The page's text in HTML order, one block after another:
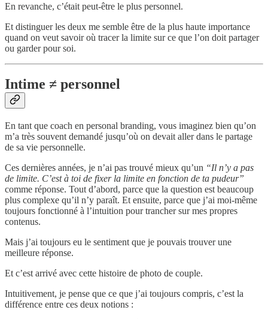
En revanche, c’était peut-être le plus personnel.
Et distinguer les deux me semble être de la plus haute importance
quand on veut savoir où tracer la limite sur ce que l’on doit partager
ou garder pour soi.
Intime ≠ personnel
En tant que coach en personal branding, vous imaginez bien qu’on
m’a très souvent demandé jusqu’où on devait aller dans le partage
de sa vie personnelle.
Ces dernières années, je n’ai pas trouvé mieux qu’un “Il n’y a pas
de limite. C’est à toi de fixer la limite en fonction de ta pudeur”
comme réponse. Tout d’abord, parce que la question est beaucoup
plus complexe qu’il n’y paraît. Et ensuite, parce que j’ai moi-même
toujours fonctionné à l’intuition pour trancher sur mes propres
contenus.
Mais j’ai toujours eu le sentiment que je pouvais trouver une
meilleure réponse.
Et c’est arrivé avec cette histoire de photo de couple.
Intuitivement, je pense que ce que j’ai toujours compris, c’est la
différence entre ces deux notions :